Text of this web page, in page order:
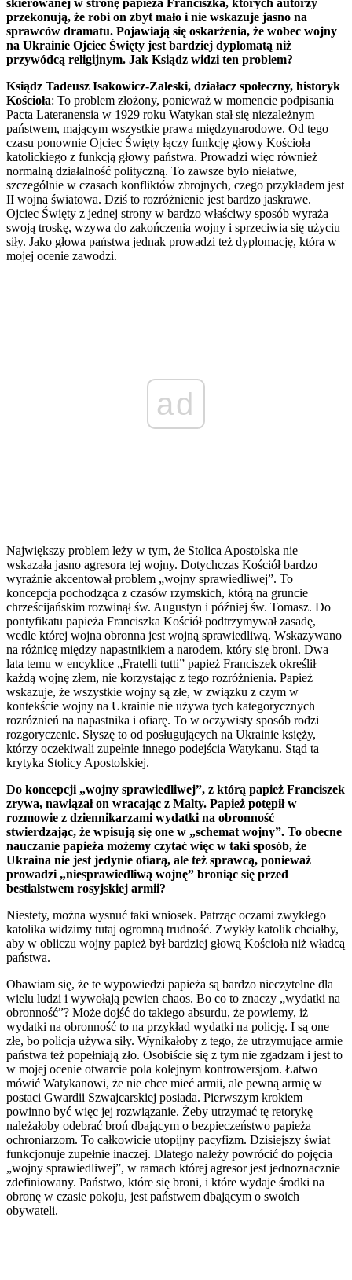
skierowanej w stronę papieża Franciszka, których autorzy
przekonują, że robi on zbyt mało i nie wskazuje jasno na
sprawców dramatu. Pojawiają się oskarżenia, że wobec wojny
na Ukrainie Ojciec Święty jest bardziej dyplomatą niż
przywódcą religijnym. Jak Ksiądz widzi ten problem?
Ksiądz Tadeusz Isakowicz-Zaleski, działacz społeczny, historyk
Kościoła: To problem złożony, ponieważ w momencie podpisania
Pacta Lateranensia w 1929 roku Watykan stał się niezależnym
państwem, mającym wszystkie prawa międzynarodowe. Od tego
czasu ponownie Ojciec Święty łączy funkcję głowy Kościoła
katolickiego z funkcją głowy państwa. Prowadzi więc również
normalną działalność polityczną. To zawsze było niełatwe,
szczególnie w czasach konfliktów zbrojnych, czego przykładem jest
II wojna światowa. Dziś to rozróżnienie jest bardzo jaskrawe.
Ojciec Święty z jednej strony w bardzo właściwy sposób wyraża
swoją troskę, wzywa do zakończenia wojny i sprzeciwia się użyciu
siły. Jako głowa państwa jednak prowadzi też dyplomację, która w
mojej ocenie zawodzi.
ad
Największy problem leży w tym, że Stolica Apostolska nie
wskazała jasno agresora tej wojny. Dotychczas Kościół bardzo
wyraźnie akcentował problem „wojny sprawiedliwej”. To
koncepcja pochodząca z czasów rzymskich, którą na gruncie
chrześcijańskim rozwinął św. Augustyn i później św. Tomasz. Do
pontyfikatu papieża Franciszka Kościół podtrzymywał zasadę,
wedle której wojna obronna jest wojną sprawiedliwą. Wskazywano
na różnicę między napastnikiem a narodem, który się broni. Dwa
lata temu w encyklice „Fratelli tutti” papież Franciszek określił
każdą wojnę złem, nie korzystając z tego rozróżnienia. Papież
wskazuje, że wszystkie wojny są złe, w związku z czym w
kontekście wojny na Ukrainie nie używa tych kategorycznych
rozróżnień na napastnika i ofiarę. To w oczywisty sposób rodzi
rozgoryczenie. Słyszę to od posługujących na Ukrainie księży,
którzy oczekiwali zupełnie innego podejścia Watykanu. Stąd ta
krytyka Stolicy Apostolskiej.
Do koncepcji „wojny sprawiedliwej”, z którą papież Franciszek
zrywa, nawiązał on wracając z Malty. Papież potępił w
rozmowie z dziennikarzami wydatki na obronność
stwierdzając, że wpisują się one w „schemat wojny”. To obecne
nauczanie papieża możemy czytać więc w taki sposób, że
Ukraina nie jest jedynie ofiarą, ale też sprawcą, ponieważ
prowadzi „niesprawiedliwą wojnę” broniąc się przed
bestialstwem rosyjskiej armii?
Niestety, można wysnuć taki wniosek. Patrząc oczami zwykłego
katolika widzimy tutaj ogromną trudność. Zwykły katolik chciałby,
aby w obliczu wojny papież był bardziej głową Kościoła niż władcą
państwa.
Obawiam się, że te wypowiedzi papieża są bardzo nieczytelne dla
wielu ludzi i wywołają pewien chaos. Bo co to znaczy „wydatki na
obronność”? Może dojść do takiego absurdu, że powiemy, iż
wydatki na obronność to na przykład wydatki na policję. I są one
złe, bo policja używa siły. Wynikałoby z tego, że utrzymujące armie
państwa też popełniają zło. Osobiście się z tym nie zgadzam i jest to
w mojej ocenie otwarcie pola kolejnym kontrowersjom. Łatwo
mówić Watykanowi, że nie chce mieć armii, ale pewną armię w
postaci Gwardii Szwajcarskiej posiada. Pierwszym krokiem
powinno być więc jej rozwiązanie. Żeby utrzymać tę retorykę
należałoby odebrać broń dbającym o bezpieczeństwo papieża
ochroniarzom. To całkowicie utopijny pacyfizm. Dzisiejszy świat
funkcjonuje zupełnie inaczej. Dlatego należy powrócić do pojęcia
„wojny sprawiedliwej”, w ramach której agresor jest jednoznacznie
zdefiniowany. Państwo, które się broni, i które wydaje środki na
obronę w czasie pokoju, jest państwem dbającym o swoich
obywateli.